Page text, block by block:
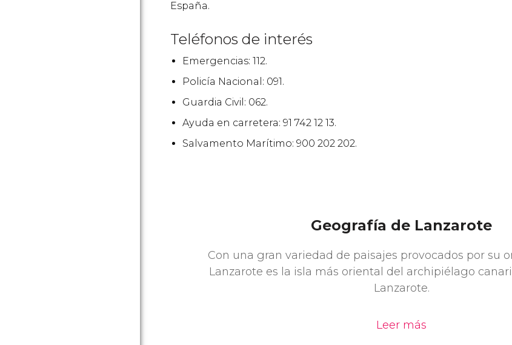
España.
Teléfonos de interés
Emergencias: 112.
Policía Nacional: 091.
Guardia Civil: 062.
Ayuda en carretera: 91 742 12 13.
Salvamento Marítimo: 900 202 202.
Geografía de Lanzarote
Con una gran variedad de paisajes provocados por su
Lanzarote es la isla más oriental del archipiélago
Lanzarote.
Leer más